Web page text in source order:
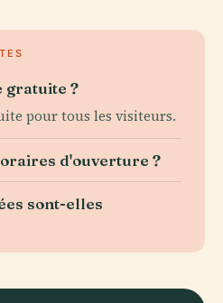
gratuite ?
pour tous les visiteurs.
d'ouverture ?
sont-elles